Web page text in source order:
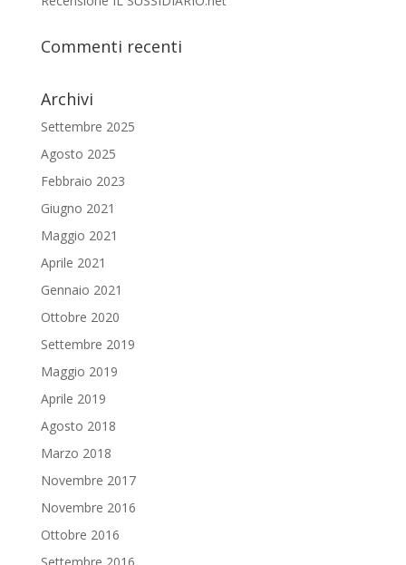
Commenti recenti
Archivi
Settembre 2025
Agosto 2025
Febbraio 2023
Giugno 2021
Maggio 2021
Aprile 2021
Gennaio 2021
Ottobre 2020
Settembre 2019
Maggio 2019
Aprile 2019
Agosto 2018
Marzo 2018
Novembre 2017
Novembre 2016
Ottobre 2016